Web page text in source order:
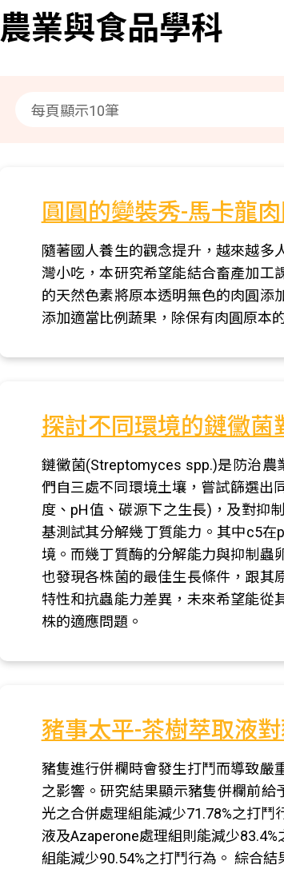
農業與食品學科
圓圓的變裝秀-馬卡龍肉
隨著國人養生的觀念提升，越來越多
灣小吃，本研究希望能結合畜產加工
的天然色素將原本透明無色的肉圓添
添加適當比例蔬果，除保有肉圓原本
探討不同環境的鏈黴
鏈黴菌(Streptomyces spp.)是防治
們自三處不同環境土壤，嘗試篩選出
度、pH值、碳源下之生長)，及對抑
基測試其分解幾丁質能力。其中c5
境。而幾丁質酶的分解能力與抑制蟲
也發現各株菌的最佳生長條件，跟其
特性和抗蟲能力差異，未來希望能從
株的適應問題。
豬事太平-茶樹萃取液
豬隻進行併欄時會發生打鬥而導致嚴
之影響。研究結果顯示豬隻併欄前給
光之合併處理組能減少71.78%之打
液及Azaperone處理組則能減少
組能減少90.54%之打鬥行為。 綜合